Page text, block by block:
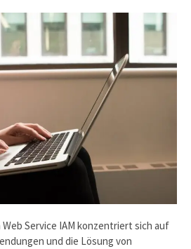
Web Service IAM konzentriert sich auf
und die Lösung von